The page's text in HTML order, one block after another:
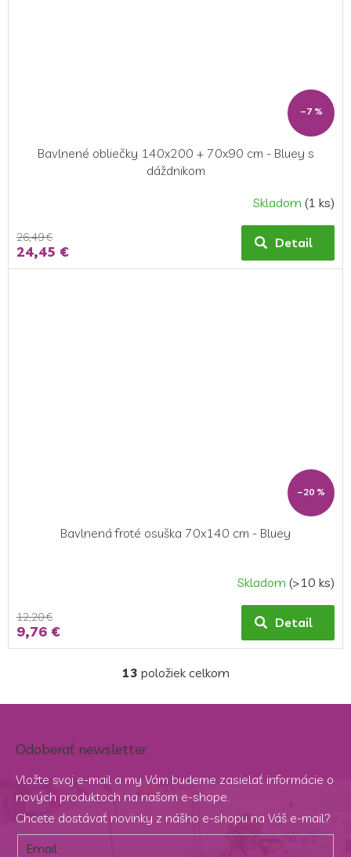
–7 %
Bavlnené obliečky 140x200 + 70x90 cm - Bluey s
dáždnikom
Skladom (1 ks)
26,49 €
24,45 € Detail
–20 %
Bavlnená froté osuška 70x140 cm - Bluey
Skladom (>10 ks)
12,20 €
9,76 € Detail
O
l
i
e
p
r
13 položiek celkom
Odoberať newsletter
Vložte svoj e-mail a my Vám budeme zasielať informácie o
nových produktoch na našom e-shope.
Chcete dostávať novinky z nášho e-shopu na Váš e-mail?
Email